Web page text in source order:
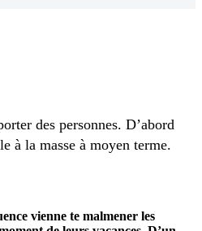
des personnes. D’abord
à la masse à moyen terme.
vienne te malmener les